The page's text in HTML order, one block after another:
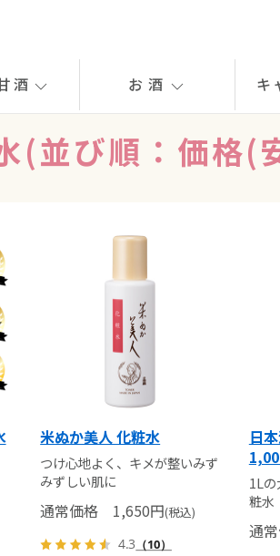
酒 お酒 キ
(並び順：価格(
米ぬか美人 化粧水
つけ心地よく、キメが整いみず
みずしい肌に
通常価格 1,650円(税込)
4.3 （10）
日
1L
粧水
通